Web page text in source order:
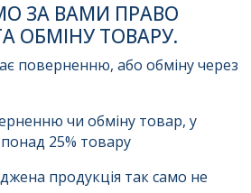
ЗА ВАМИ ПРАВО
ОБМІНУ ТОВАРУ.
поверненню, або обміну через
чи обміну товар, у
понад 25% товару
продукція так само не
Email:
телефону*: